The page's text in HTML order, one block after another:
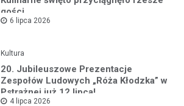
gości
6 lipca 2026
Kultura
20. Jubileuszowe Prezentacje
Zespołów Ludowych „Róża Kłodzka” w
Pstrążnej już 12 lipca!
4 lipca 2026